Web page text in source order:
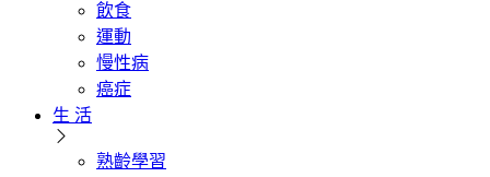
飲食
運動
慢性病
癌症
生 活
熟齡學習